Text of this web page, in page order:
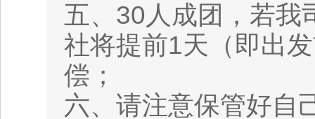
五、30人成团，若我
社将提前1天（即出
偿；
六、请注意保管好自